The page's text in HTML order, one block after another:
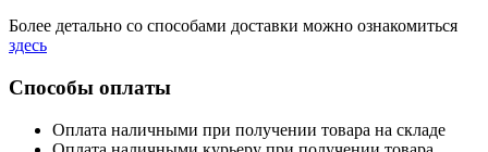
Более детально со способами доставки можно ознакомиться
здесь
Способы оплаты
Оплата наличными при получении товара на складе